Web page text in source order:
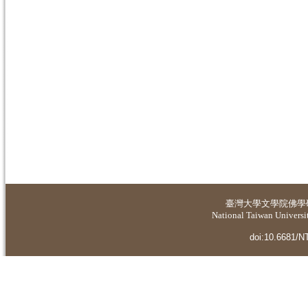
臺灣大學文學院佛
National Taiwan
doi:10.6681/